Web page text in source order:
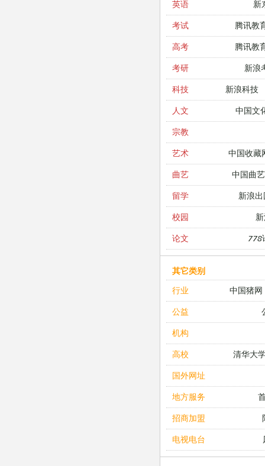
英语 新
考试 腾讯教
高考 腾讯教
考研 新浪
科技 新浪科技
人文 中国文
宗教
艺术 中国收藏
曲艺 中国曲
留学 新浪
校园
论文 778
其它类别
行业
中国猪网
公益
机构
高校 清华大
国外网址
地方服务
招商加盟
电视电台